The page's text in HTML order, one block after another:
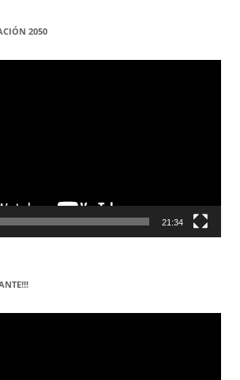
2050
21:34